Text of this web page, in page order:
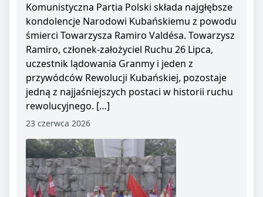
Komunistyczna Partia Polski składa najgłębsze
kondolencje Narodowi Kubańskiemu z powodu
śmierci Towarzysza Ramiro Valdésa. Towarzysz
Ramiro, członek-założyciel Ruchu 26 Lipca,
uczestnik lądowania Granmy i jeden z
przywódców Rewolucji Kubańskiej, pozostaje
jedną z najjaśniejszych postaci w historii ruchu
rewolucyjnego. […]
23 czerwca 2026